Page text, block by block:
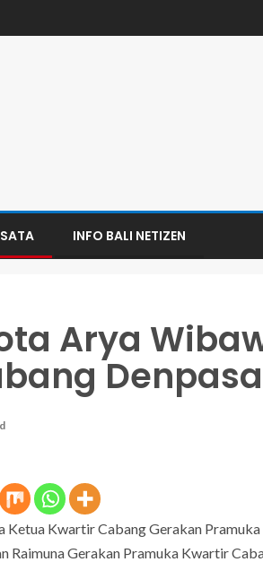
INFO BALI NETIZEN
Arya
Ketua Kwartir Cabang Gerakan
Raimuna Gerakan Pramuka Kwartir